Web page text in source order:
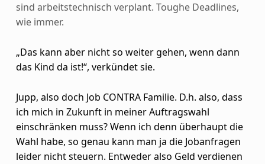
sind arbeitstechnisch verplant. Toughe Deadlines,
wie immer.
„Das kann aber nicht so weiter gehen, wenn dann
das Kind da ist!“, verkündet sie.
Jupp, also doch Job CONTRA Familie. D.h. also, dass
ich mich in Zukunft in meiner Auftragswahl
einschränken muss? Wenn ich denn überhaupt die
Wahl habe, so genau kann man ja die Jobanfragen
leider nicht steuern. Entweder also Geld verdienen